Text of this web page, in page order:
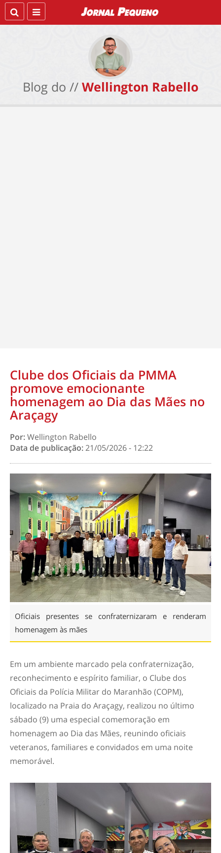
Blog do // Wellington Rabello
Clube dos Oficiais da PMMA
promove emocionante
homenagem ao Dia das Mães no
Araçagy
Por:Wellington Rabello
Data de publicação:21/05/2026 - 12:22
Oficiais presentes se confraternizaram e renderam
homenagem às mães
Em um ambiente marcado pela confraternização,
reconhecimento e espírito familiar, o Clube dos
Oficiais da Polícia Militar do Maranhão (COPM),
localizado na Praia do Araçagy, realizou no último
sábado (9) uma especial comemoração em
homenagem ao Dia das Mães, reunindo oficiais
veteranos, familiares e convidados em uma noite
memorável.